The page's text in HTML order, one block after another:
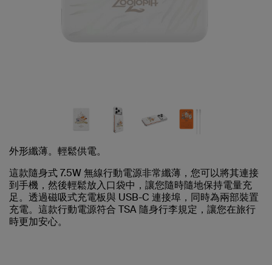
外形纖薄。輕鬆供電。
這款隨身式 7.5W 無線行動電源非常纖薄，您可以將其連接
到手機，然後輕鬆放入口袋中，讓您隨時隨地保持電量充
足。透過磁吸式充電板與 USB-C 連接埠，同時為兩部裝置
充電。這款行動電源符合 TSA 隨身行李規定，讓您在旅行
時更加安心。